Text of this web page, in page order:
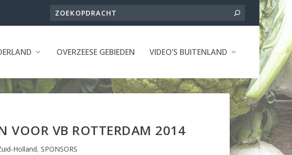
OVERZEESE GEBIEDEN VIDEO’S BUITENLAND
VOOR VB ROTTERDAM 2014
Holland, SPONSORS